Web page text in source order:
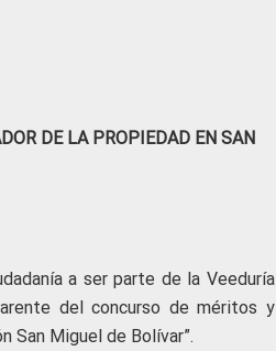
DE LA PROPIEDAD EN SAN
a ser parte de la Veeduría
del concurso de méritos y
San Miguel de Bolívar”.